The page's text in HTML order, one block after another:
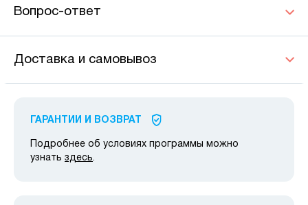
Вопрос-ответ
Доставка и самовывоз
ГАРАНТИИ И ВОЗВРАТ
Подробнее об условиях программы можно
узнать здесь.